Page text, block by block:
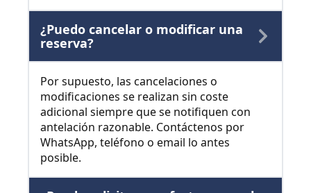
¿Puedo cancelar o modificar una
reserva?
Por supuesto, las cancelaciones o
modificaciones se realizan sin coste
adicional siempre que se notifiquen con
antelación razonable. Contáctenos por
WhatsApp, teléfono o email lo antes
posible.